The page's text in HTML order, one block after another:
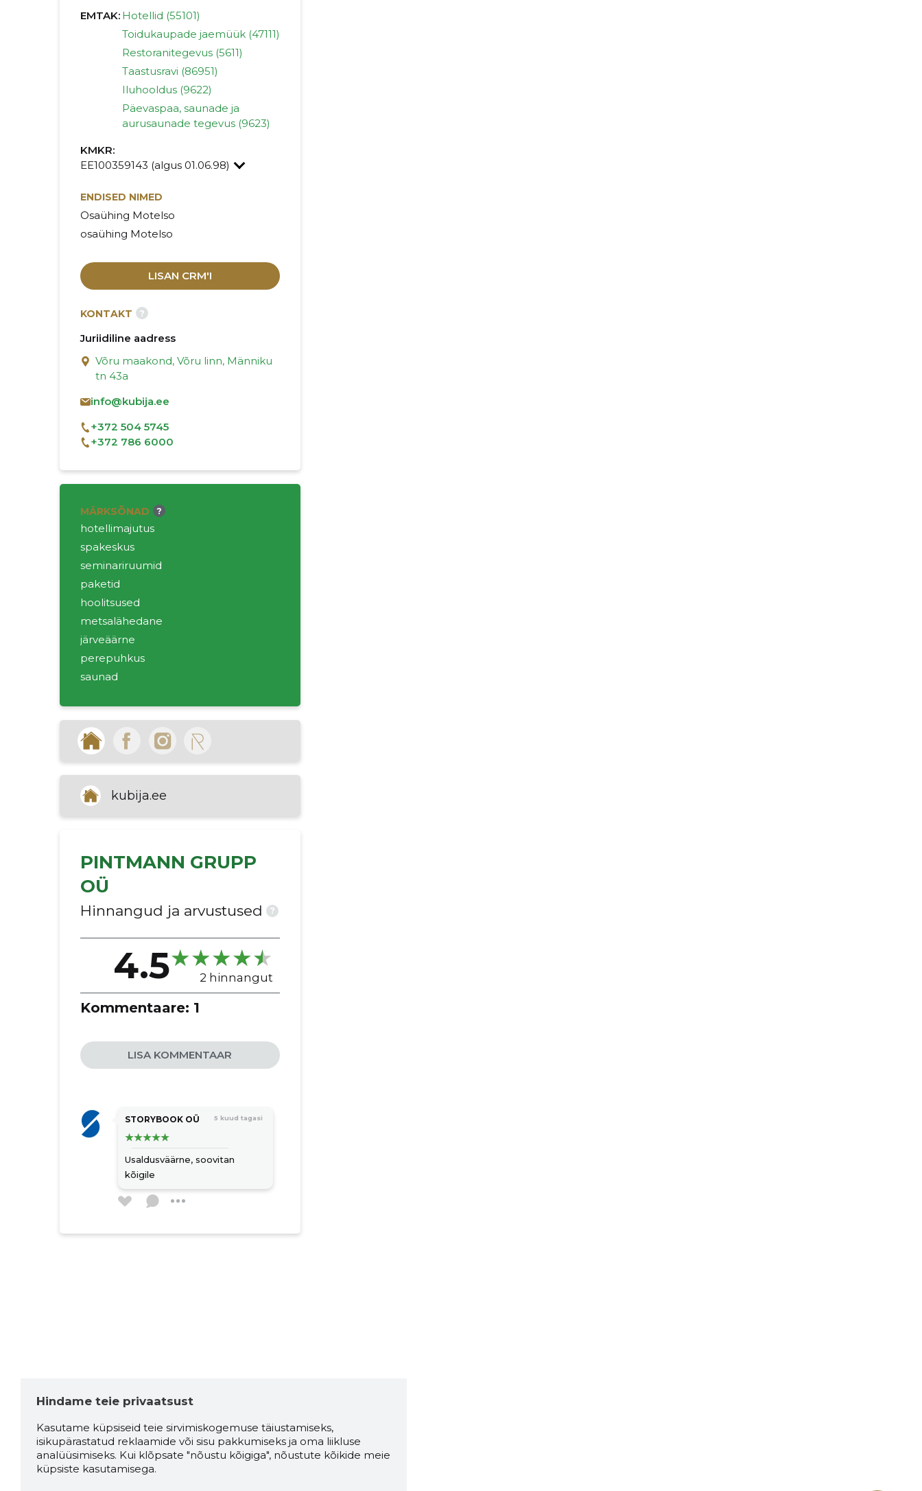
EMTAK: Hotellid (55101)
Toidukaupade jaemüük (47111)
Restoranitegevus (5611)
Taastusravi (86951)
Iluhooldus (9622)
Päevaspaa, saunade ja
aurusaunade tegevus (9623)
KMKR:
EE100359143 (algus 01.06.98)
ENDISED NIMED
Osaühing Motelso
osaühing Motelso
LISAN CRM'I
KONTAKT ?
Juriidiline aadress
Võru maakond, Võru linn, Männiku
tn 43a
info@kubija.ee
+372 504 5745
+372 786 6000
MÄRKSÕNAD ?
hotellimajutus
spakeskus
seminariruumid
paketid
hoolitsused
metsalähedane
järveäärne
perepuhkus
saunad
toitlustus
hotellid
kubija.ee
PINTMANN GRUPP
OÜ
Hinnangud ja arvustused ?
4.5 2 hinnangut
Kommentaare: 1
LISA KOMMENTAAR
STORYBOOK OÜ 5 kuud tagasi
Usaldusväärne, soovitan
kõigile
Hindame teie privaatsust
Kasutame küpsiseid teie sirvimiskogemuse täiustamiseks,
isikupärastatud reklaamide või sisu pakkumiseks ja oma liikluse
analüüsimiseks. Kui klõpsate "nõustu kõigiga", nõustute kõikide meie
küpsiste kasutamisega.